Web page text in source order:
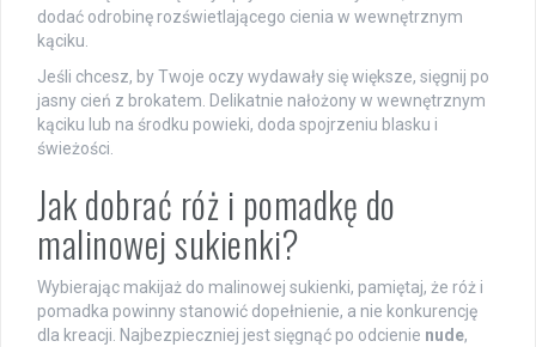
dodać odrobinę rozświetlającego cienia w wewnętrznym
kąciku.
Jeśli chcesz, by Twoje oczy wydawały się większe, sięgnij po
jasny cień z brokatem. Delikatnie nałożony w wewnętrznym
kąciku lub na środku powieki, doda spojrzeniu blasku i
świeżości.
Jak dobrać róż i pomadkę do
malinowej sukienki?
Wybierając makijaż do malinowej sukienki, pamiętaj, że róż i
pomadka powinny stanowić dopełnienie, a nie konkurencję
dla kreacji. Najbezpieczniej jest sięgnąć po odcienie nude,